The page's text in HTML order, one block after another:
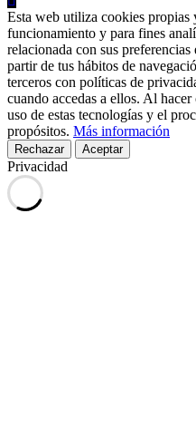
Esta web utiliza cookies propias
funcionamiento y para fines
relacionada con sus
partir de tus hábitos de
terceros con políticas de
cuando accedas a ellos. Al
uso de estas tecnologías y el
propósitos. Más información
Rechazar Aceptar
Privacidad